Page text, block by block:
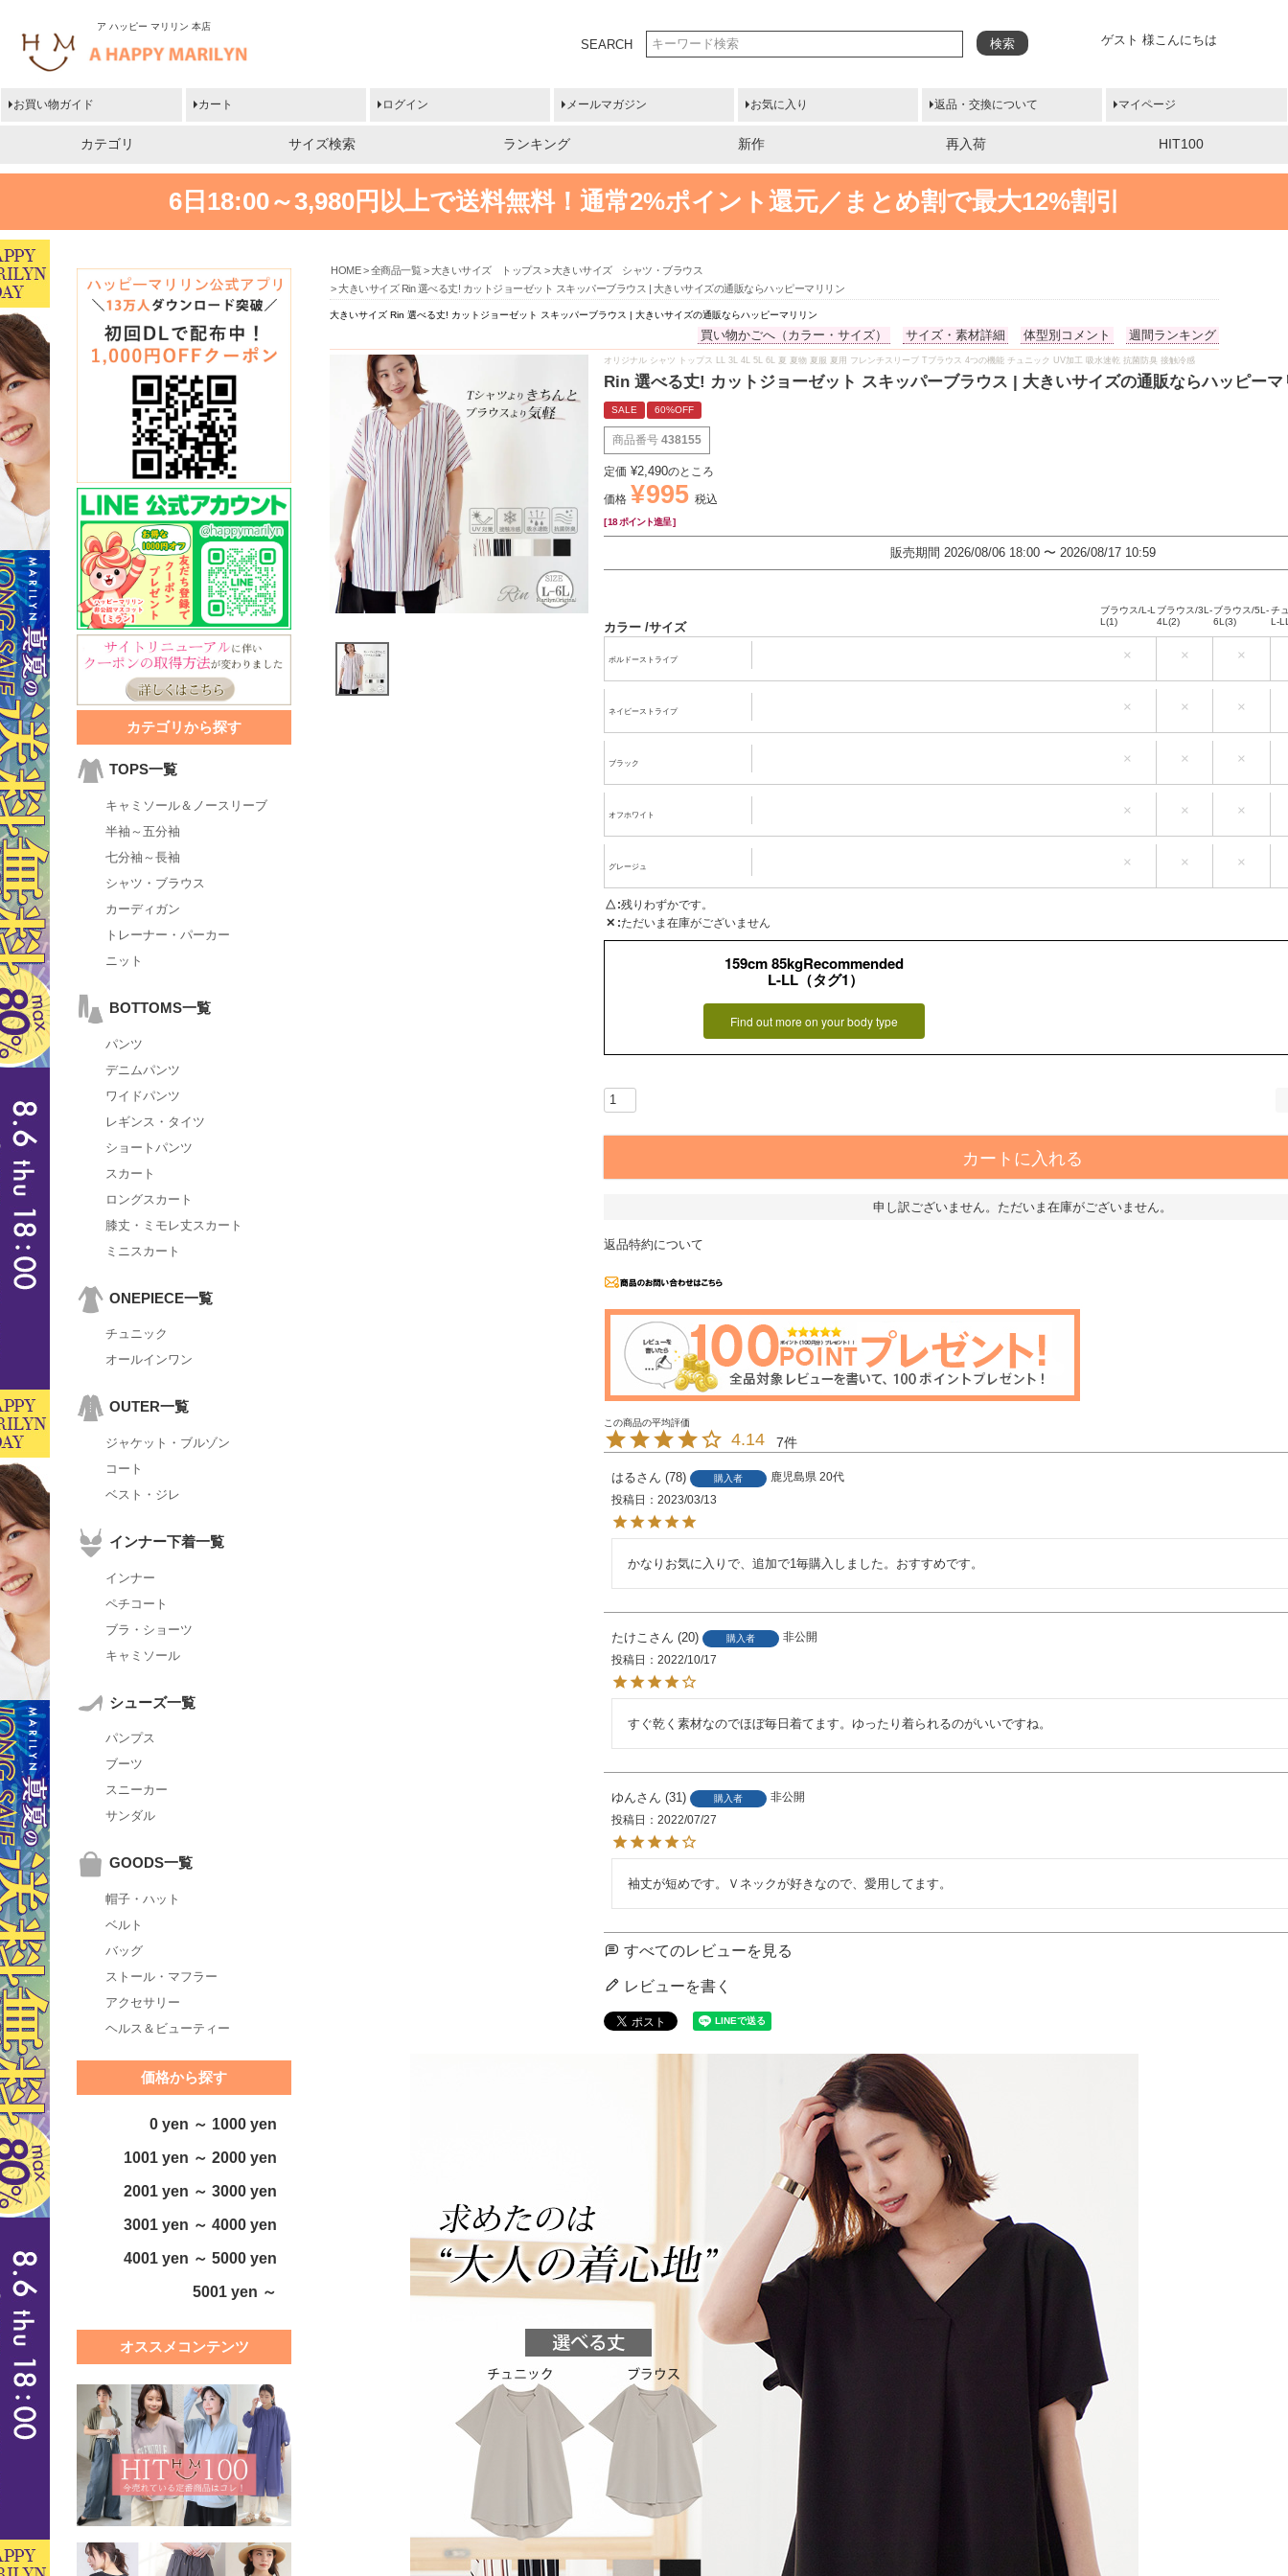
ア ハッピー マリリン 本店
ゲスト 様こんにちは
SEARCH 検索
お買い物ガイド カート ログイン メールマガジン お気に入り 返品・交換について マイページ
カテゴリ サイズ検索 ランキング 新作 再入荷 HIT100
6日18:00～3,980円以上で送料無料！ 通常2%ポイント還元／まとめ割で最大12%割引
カテゴリから探す
TOPS一覧
キャミソール＆ノースリーブ
半袖～五分袖
七分袖～長袖
シャツ・ブラウス
カーディガン
トレーナー・パーカー
ニット
BOTTOMS一覧
パンツ
デニムパンツ
ワイドパンツ
レギンス・タイツ
ショートパンツ
スカート
ロングスカート
膝丈・ミモレ丈スカート
ミニスカート
ONEPIECE一覧
チュニック
オールインワン
OUTER一覧
ジャケット・ブルゾン
コート
ベスト・ジレ
インナー下着一覧
インナー
ペチコート
ブラ・ショーツ
キャミソール
シューズ一覧
パンプス
ブーツ
スニーカー
サンダル
GOODS一覧
帽子・ハット
ベルト
バッグ
ストール・マフラー
アクセサリー
ヘルス＆ビューティー
価格から探す
0 yen ～ 1000 yen
1001 yen ～ 2000 yen
2001 yen ～ 3000 yen
3001 yen ～ 4000 yen
4001 yen ～ 5000 yen
5001 yen ～
オススメコンテンツ
HOME 全商品一覧 大きいサイズ トップス
大きいサイズ シャツ・ブラウス
大きいサイズ Rin 選べる丈! カットジョーゼット スキッパーブラウス | 大きいサイズの通販ならハッピーマリリン
大きいサイズ Rin 選べる丈! カットジョーゼット スキッパーブラウス | 大きいサイズの通販ならハッピーマリリン
買い物かごへ（カラー・サイズ） サイズ・素材詳細 体型別コメント 週間ランキング
オリジナル シャツ トップス LL 3L 4L 5L 6L 夏 夏物 夏服 夏用 フレンチスリーブ Tブラウス 4つの機能 チュニック UV加工 吸水速乾 抗菌防臭 接触冷感
Rin 選べる丈! カットジョーゼット スキッパーブラウス | 大きいサイズの通販ならハッピーマ
SALE 60%OFF
商品番号 438155
定価 ¥2,490のところ
価格 ¥995 税込
[18 ポイント進呈 ]
販売期間 2026/08/06 18:00 〜 2026/08/17 10:59
カラー サイズ
ボルドーストライプ
ブラウス/L-L
L(1)
×
ブラウス/3L-
4L(2)
×
ブラウス/5L-
6L(3)
×
チ
L-
ネイビーストライプ
ブラウス/L-L
×
ブラウス/3L-
×
ブラウス/5L-
×
ブラック
ブラウス/L-L
×
ブラウス/3L-
×
ブラウス/5L-
×
オフホワイト
ブラウス/L-L
×
ブラウス/3L-
×
ブラウス/5L-
×
グレージュ
ブラウス/L-L
×
ブラウス/3L-
×
ブラウス/5L-
×
△ 残りわずかです。
✕ ただいま在庫がございません
159cm 85kgRecommended
L-LL（タグ1）
Find out more on your body type
カートに入れる
申し訳ございません。ただいま在庫がございません。
返品特約について
4.14 7
はる 78 購入者 鹿児島県 20代
投稿日
2023/03/13
かなりお気に入りで、追加で1毎購入しました。おすすめです。
たけこ 20 購入者
非公開
投稿日
2022/10/17
すぐ乾く素材なのでほぼ毎日着てます。ゆったり着られるのがいいですね。
ゆん 31 購入者
非公開
投稿日
2022/07/27
袖丈が短めです。Ｖネックが好きなので、愛用してます。
すべてのレビューを見る
レビューを書く